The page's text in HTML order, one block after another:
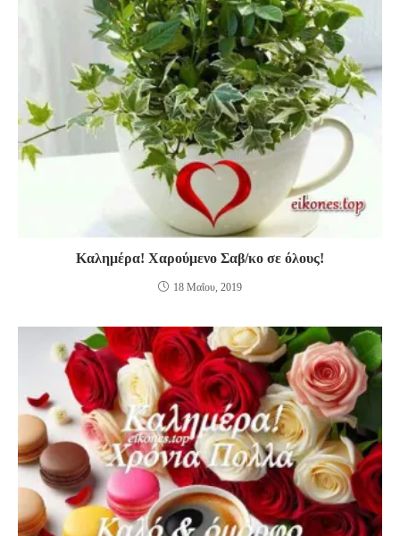
Καλημέρα! Χαρούμενο Σαβ/κο σε όλους!
18 Μαΐου, 2019